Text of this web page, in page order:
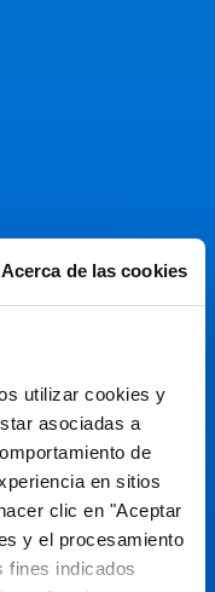
Acerca de las cookies
utilizar cookies y
asociadas a
de
en sitios
clic en "Aceptar
y el procesamiento
fines indicados
sanitarios de
AMG145-00103, SC-
00100, SC-ES-